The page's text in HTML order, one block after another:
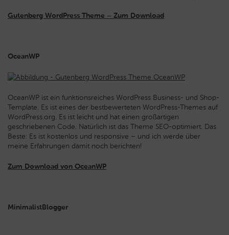
Gutenberg WordPress Theme – Zum Download
OceanWP
OceanWP ist ein funktionsreiches WordPress Business- und Shop-
Template. Es ist eines der bestbewerteten WordPress-Themes auf
WordPress.org. Es ist leicht und hat einen großartigen
geschriebenen Code. Natürlich ist das Theme SEO-optimiert. Das
Beste: Es ist kostenlos und responsive – und ich werde über
meine Erfahrungen damit noch berichten!
Zum Download von OceanWP
MinimalistBlogger